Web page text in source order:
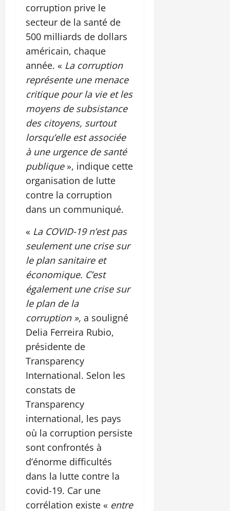
corruption prive le
secteur de la santé de
500 milliards de dollars
américain, chaque
année. « La corruption
représente une menace
critique pour la vie et les
moyens de subsistance
des citoyens, surtout
lorsqu’elle est associée
à une urgence de santé
publique», indique cette
organisation de lutte
contre la corruption
dans un communiqué.
« La COVID-19 n’est pas
seulement une crise sur
le plan sanitaire et
économique. C’est
également une crise sur
le plan de la
corruption », a souligné
Delia Ferreira Rubio,
présidente de
Transparency
International. Selon les
constats de
Transparency
international, les pays
où la corruption persiste
sont confrontés à
d’énorme difficultés
dans la lutte contre la
covid-19. Car une
corrélation existe « entre